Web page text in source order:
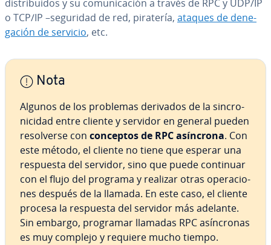
di­s­tri­bui­dos y su co­mu­ni­ca­ción a través de RPC y UDP/IP
o TCP/IP –seguridad de red, piratería, ataques de de­ne­
ga­ción de servicio, etc.
Nota
Algunos de los problemas derivados de la si­n­cro­
ni­ci­dad entre cliente y servidor en general pueden
re­so­l­ve­r­se con conceptos de RPC asíncrona. Con
este método, el cliente no tiene que esperar una
respuesta del servidor, sino que puede continuar
con el flujo del programa y realizar otras ope­ra­cio­
nes después de la llamada. En este caso, el cliente
procesa la respuesta del servidor más adelante.
Sin embargo, programar llamadas RPC así­n­cro­nas
es muy complejo y requiere mucho tiempo.